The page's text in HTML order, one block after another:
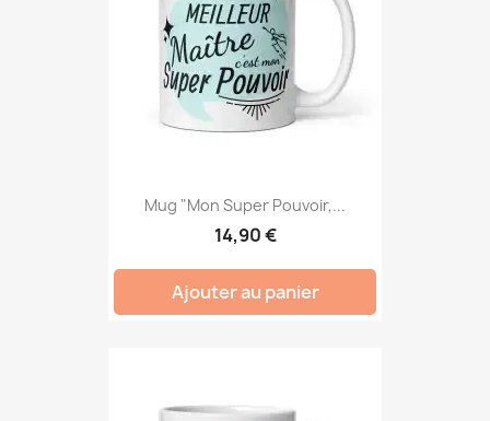
Mug "Mon Super Pouvoir,...
14,90 €
Ajouter au panier